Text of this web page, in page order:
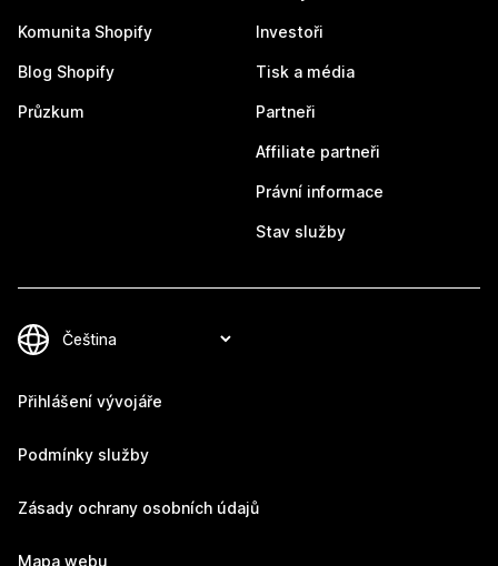
Komunita Shopify
Blog Shopify
Průzkum
Investoři
Tisk a média
Partneři
Affiliate partneři
Právní informace
Stav služby
Přihlášení vývojáře
Podmínky služby
Zásady ochrany osobních údajů
Mapa webu